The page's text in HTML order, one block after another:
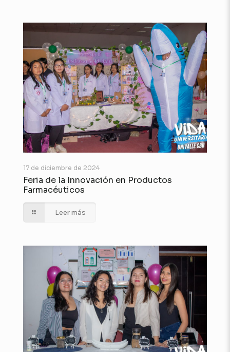
17 de diciembre de 2024
Feria de la Innovación en Productos
Farmacéuticos
Leer más